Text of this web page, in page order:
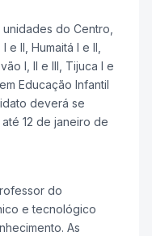
do Centro,
II, Humaitá I e II,
I, II e III, Tijuca I e
Educação Infantil
deverá se
12 de janeiro de
do
e tecnológico
As